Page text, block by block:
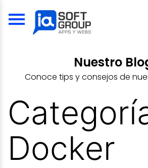
Nuestro
Conoce tips y consejos de
Docker